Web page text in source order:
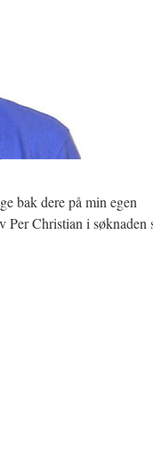
bak dere på min egen
Per Christian i søknaden